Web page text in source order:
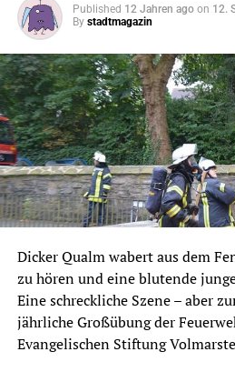
Published 12 Jahren ago on 12.
By stadtmagazin
Dicker Qualm wabert aus dem
zu hören und eine blutende
Eine schreckliche Szene – aber
jährliche Großübung der
Evangelischen Stiftung